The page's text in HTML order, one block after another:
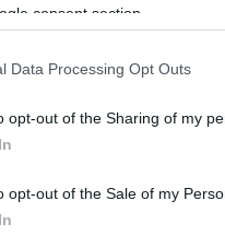
consent section.
Data Processing Opt Outs
opt-out of the Sharing of my
opt-out of the Sale of my
Mint a mesékben! Az
így a Qualisport Racing
a 2020-as Africa Eco